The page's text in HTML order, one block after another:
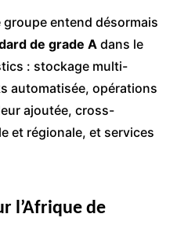
entend désormais
de grade A dans le
: stockage multi-
automatisée, opérations
ajoutée, cross-
et régionale, et services
l’Afrique de